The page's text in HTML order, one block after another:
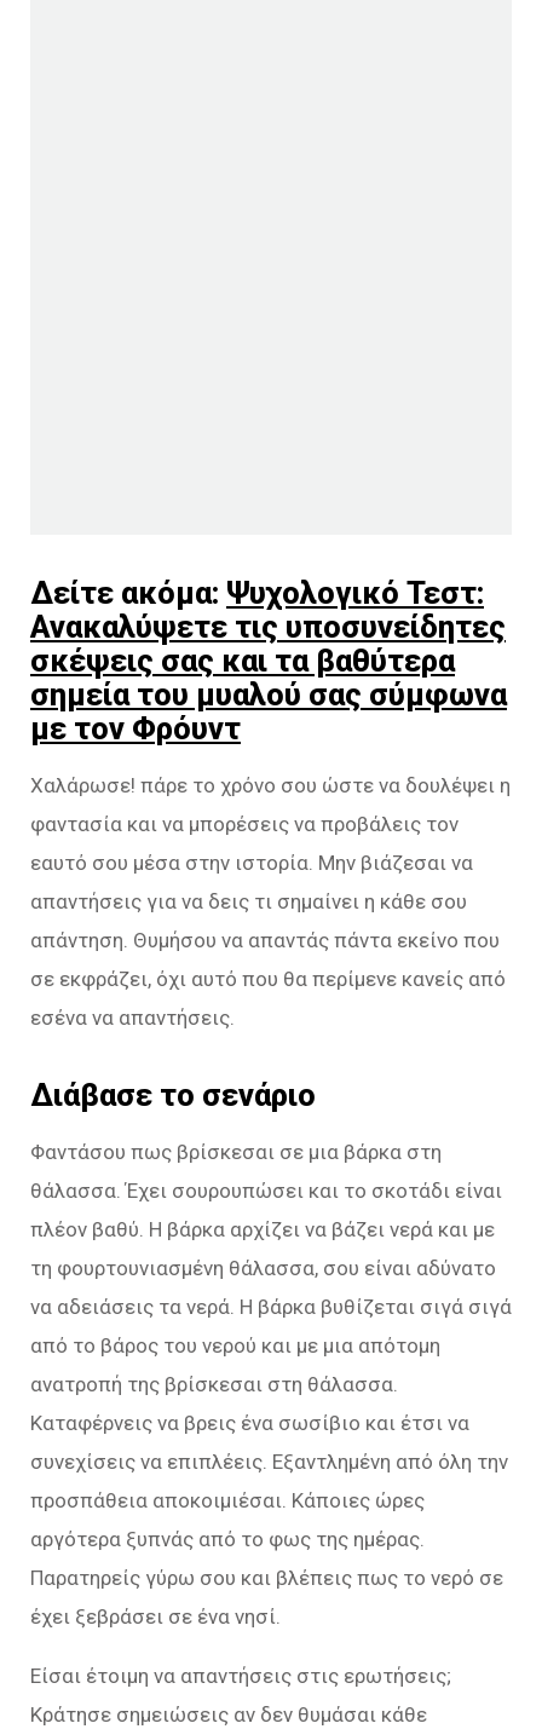
Δείτε ακόμα: Ψυχολογικό Τεστ:
Ανακαλύψετε τις υποσυνείδητες
σκέψεις σας και τα βαθύτερα
σημεία του μυαλού σας σύμφωνα
με τον Φρόυντ
Χαλάρωσε! πάρε το χρόνο σου ώστε να δουλέψει η
φαντασία και να μπορέσεις να προβάλεις τον
εαυτό σου μέσα στην ιστορία. Μην βιάζεσαι να
απαντήσεις για να δεις τι σημαίνει η κάθε σου
απάντηση. Θυμήσου να απαντάς πάντα εκείνο που
σε εκφράζει, όχι αυτό που θα περίμενε κανείς από
εσένα να απαντήσεις.
Διάβασε το σενάριο
Φαντάσου πως βρίσκεσαι σε μια βάρκα στη
θάλασσα. Έχει σουρουπώσει και το σκοτάδι είναι
πλέον βαθύ. Η βάρκα αρχίζει να βάζει νερά και με
τη φουρτουνιασμένη θάλασσα, σου είναι αδύνατο
να αδειάσεις τα νερά. Η βάρκα βυθίζεται σιγά σιγά
από το βάρος του νερού και με μια απότομη
ανατροπή της βρίσκεσαι στη θάλασσα.
Καταφέρνεις να βρεις ένα σωσίβιο και έτσι να
συνεχίσεις να επιπλέεις. Εξαντλημένη από όλη την
προσπάθεια αποκοιμιέσαι. Κάποιες ώρες
αργότερα ξυπνάς από το φως της ημέρας.
Παρατηρείς γύρω σου και βλέπεις πως το νερό σε
έχει ξεβράσει σε ένα νησί.
Είσαι έτοιμη να απαντήσεις στις ερωτήσεις;
Κράτησε σημειώσεις αν δεν θυμάσαι κάθε